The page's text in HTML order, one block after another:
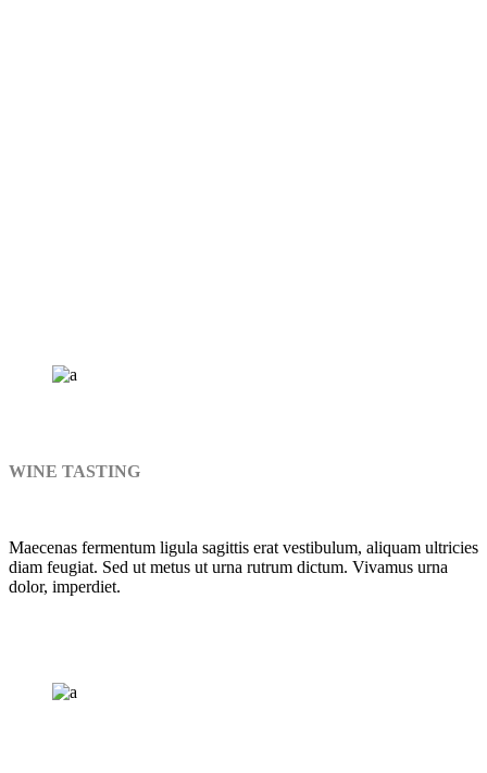
WINE TASTING
Maecenas fermentum ligula sagittis erat vestibulum, aliquam ultricies
diam feugiat. Sed ut metus ut urna rutrum dictum. Vivamus urna
dolor, imperdiet.